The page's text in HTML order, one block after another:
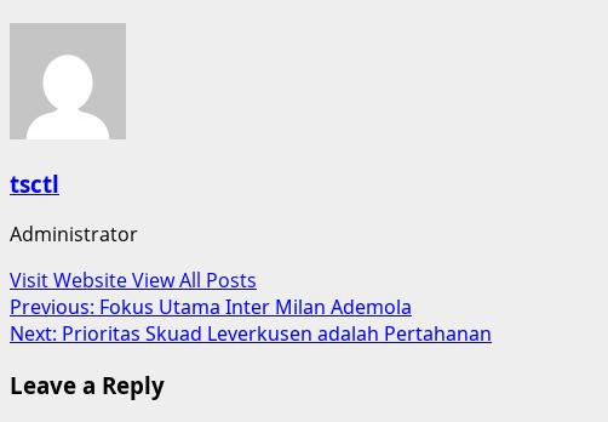
tsctl
Administrator
Visit WebsiteView All Posts
Post
navigation
Previous: Fokus Utama Inter Milan Ademola
Next: Prioritas Skuad Leverkusen adalah Pertahanan
Leave a Reply